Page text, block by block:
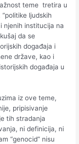
teme tretira u
ljudskih
njenih institucija na
da se
događaja i
države, kao i
događaja u
iz ove teme,
pripisivanje
tih stradanja
ni definicija, ni
“genocid” nisu